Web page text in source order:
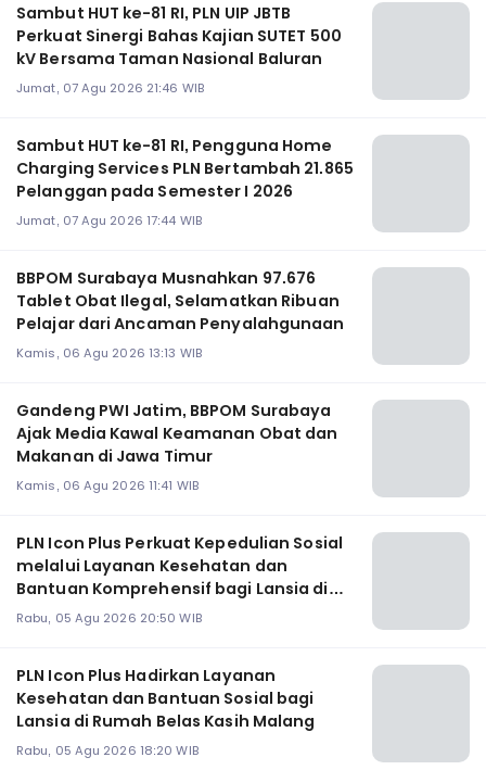
Sambut HUT ke-81 RI, PLN UIP JBTB
Perkuat Sinergi Bahas Kajian SUTET 500
kV Bersama Taman Nasional Baluran
Jumat, 07 Agu 2026 21:46 WIB
Sambut HUT ke-81 RI, Pengguna Home
Charging Services PLN Bertambah 21.865
Pelanggan pada Semester I 2026
Jumat, 07 Agu 2026 17:44 WIB
BBPOM Surabaya Musnahkan 97.676
Tablet Obat Ilegal, Selamatkan Ribuan
Pelajar dari Ancaman Penyalahgunaan
Kamis, 06 Agu 2026 13:13 WIB
Gandeng PWI Jatim, BBPOM Surabaya
Ajak Media Kawal Keamanan Obat dan
Makanan di Jawa Timur
Kamis, 06 Agu 2026 11:41 WIB
PLN Icon Plus Perkuat Kepedulian Sosial
melalui Layanan Kesehatan dan
Bantuan Komprehensif bagi Lansia di
Malang
Rabu, 05 Agu 2026 20:50 WIB
PLN Icon Plus Hadirkan Layanan
Kesehatan dan Bantuan Sosial bagi
Lansia di Rumah Belas Kasih Malang
Rabu, 05 Agu 2026 18:20 WIB